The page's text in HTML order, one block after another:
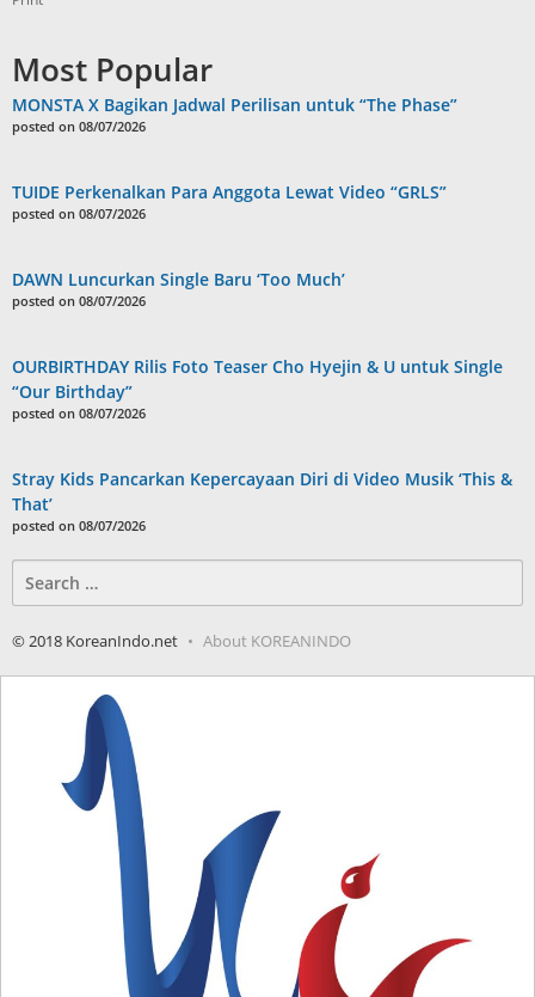
Most Popular
MONSTA X Bagikan Jadwal Perilisan untuk “The Phase”
posted on 08/07/2026
TUIDE Perkenalkan Para Anggota Lewat Video “GRLS”
posted on 08/07/2026
DAWN Luncurkan Single Baru ‘Too Much’
posted on 08/07/2026
OURBIRTHDAY Rilis Foto Teaser Cho Hyejin & U untuk Single
“Our Birthday”
posted on 08/07/2026
Stray Kids Pancarkan Kepercayaan Diri di Video Musik ‘This &
That’
posted on 08/07/2026
for:
© 2018 KoreanIndo.net About KOREANINDO